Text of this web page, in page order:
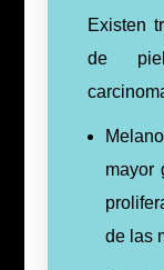
Existen
de
mayor
de las